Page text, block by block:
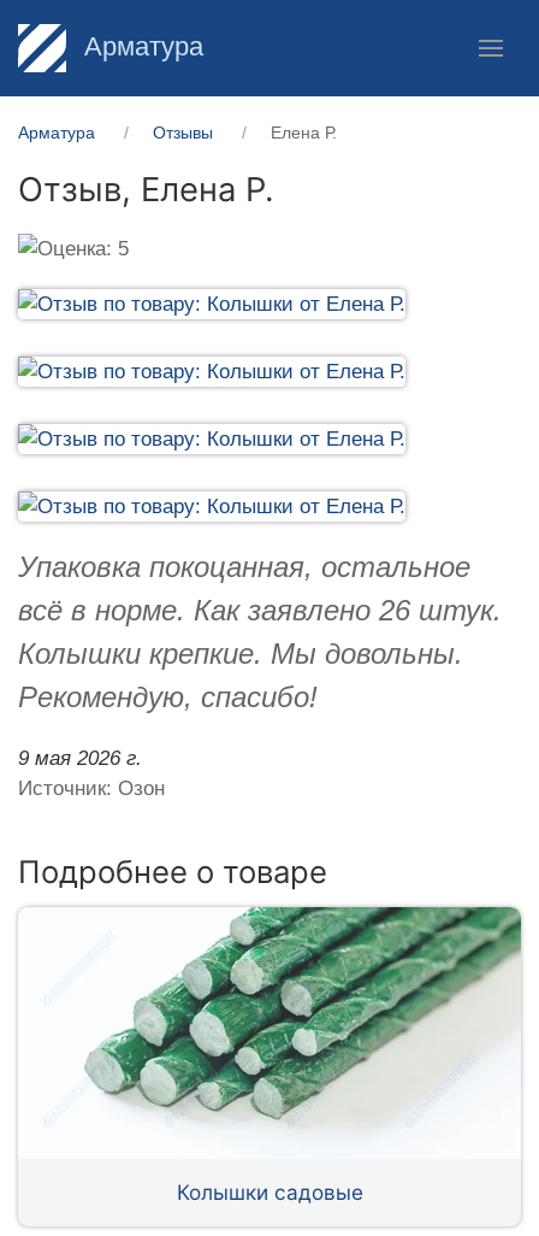
Арматура
Арматура Отзывы Елена Р.
Отзыв, Елена Р.
Упаковка покоцанная, остальное
всё в норме. Как заявлено 26 штук.
Колышки крепкие. Мы довольны.
Рекомендую, спасибо!
9 мая 2026 г.
Источник: Озон
Подробнее о товаре
Колышки садовые